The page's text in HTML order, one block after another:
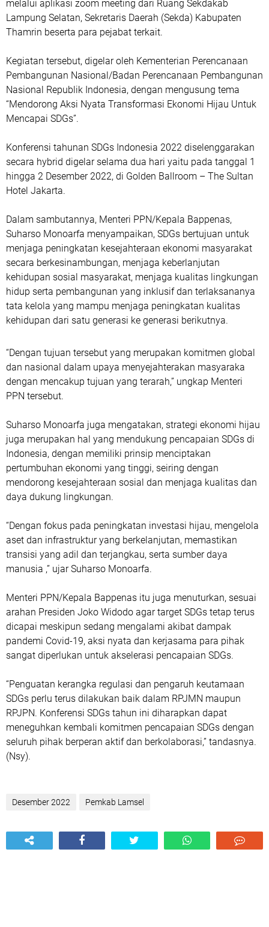
melalui aplikasi zoom meeting dari Ruang Sekdakab
Lampung Selatan, Sekretaris Daerah (Sekda) Kabupaten
Thamrin beserta para pejabat terkait.
Kegiatan tersebut, digelar oleh Kementerian Perencanaan
Pembangunan Nasional/Badan Perencanaan Pembangunan
Nasional Republik Indonesia, dengan mengusung tema
“Mendorong Aksi Nyata Transformasi Ekonomi Hijau Untuk
Mencapai SDGs”.
Konferensi tahunan SDGs Indonesia 2022 diselenggarakan
secara hybrid digelar selama dua hari yaitu pada tanggal 1
hingga 2 Desember 2022, di Golden Ballroom – The Sultan
Hotel Jakarta.
Dalam sambutannya, Menteri PPN/Kepala Bappenas,
Suharso Monoarfa menyampaikan, SDGs bertujuan untuk
menjaga peningkatan kesejahteraan ekonomi masyarakat
secara berkesinambungan, menjaga keberlanjutan
kehidupan sosial masyarakat, menjaga kualitas lingkungan
hidup serta pembangunan yang inklusif dan terlaksananya
tata kelola yang mampu menjaga peningkatan kualitas
kehidupan dari satu generasi ke generasi berikutnya.
“Dengan tujuan tersebut yang merupakan komitmen global
dan nasional dalam upaya menyejahterakan masyaraka
dengan mencakup tujuan yang terarah,” ungkap Menteri
PPN tersebut.
Suharso Monoarfa juga mengatakan, strategi ekonomi hijau
juga merupakan hal yang mendukung pencapaian SDGs di
Indonesia, dengan memiliki prinsip menciptakan
pertumbuhan ekonomi yang tinggi, seiring dengan
mendorong kesejahteraan sosial dan menjaga kualitas dan
daya dukung lingkungan.
“Dengan fokus pada peningkatan investasi hijau, mengelola
aset dan infrastruktur yang berkelanjutan, memastikan
transisi yang adil dan terjangkau, serta sumber daya
manusia ,” ujar Suharso Monoarfa.
Menteri PPN/Kepala Bappenas itu juga menuturkan, sesuai
arahan Presiden Joko Widodo agar target SDGs tetap terus
dicapai meskipun sedang mengalami akibat dampak
pandemi Covid-19, aksi nyata dan kerjasama para pihak
sangat diperlukan untuk akselerasi pencapaian SDGs.
“Penguatan kerangka regulasi dan pengaruh keutamaan
SDGs perlu terus dilakukan baik dalam RPJMN maupun
RPJPN. Konferensi SDGs tahun ini diharapkan dapat
meneguhkan kembali komitmen pencapaian SDGs dengan
seluruh pihak berperan aktif dan berkolaborasi,” tandasnya.
(Nsy).
Desember 2022 Pemkab Lamsel